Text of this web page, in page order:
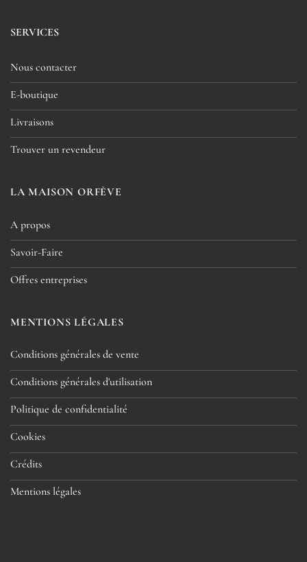
SERVICES
Nous contacter
E-boutique
Livraisons
Trouver un revendeur
LA MAISON ORFÈVE
A propos
Savoir-Faire
Offres entreprises
MENTIONS LÉGALES
Conditions générales de vente
Conditions générales d'utilisation
Politique de confidentialité
Cookies
Crédits
Mentions légales